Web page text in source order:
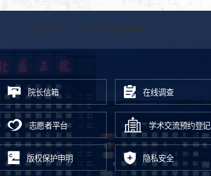
北京大学 北京大学医学部
院长信箱 在线调查
志愿者平台 学术交流预约登记
版权保护申明 隐私安全